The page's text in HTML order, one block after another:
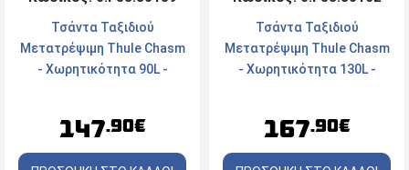
Τσάντα Ταξιδιού
Μετατρέψιμη Thule Chasm
- Χωρητικότητα 90L -
147.90€
Τσάντα Ταξιδιού
Μετατρέψιμη Thule Chasm
- Χωρητικότητα 130L -
167.90€